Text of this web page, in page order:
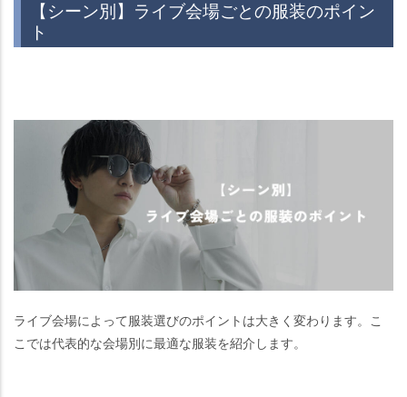
【シーン別】ライブ会場ごとの服装のポイン
ト
ライブ会場によって服装選びのポイントは大きく変わります。こ
こでは代表的な会場別に最適な服装を紹介します。